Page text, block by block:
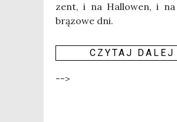
zent, i na Hal­lo­wen, i na
brą­zo­we dni.
CZY­TAJ DALEJ
-->